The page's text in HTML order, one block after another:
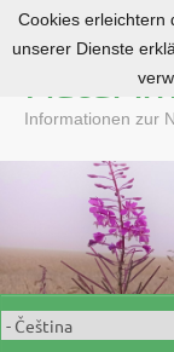
o
n
e
n
Natur
Informationen zur
Cookies erleichtern
unserer Dienste